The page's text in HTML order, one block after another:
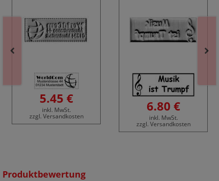
5.45 €
inkl. MwSt.
zzgl. Versandkosten
6.80 €
inkl. MwSt.
zzgl. Versandkosten
Produktbewertung